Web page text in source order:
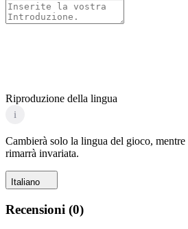
Riproduzione della lingua
i
Cambierà solo la lingua del gioco,
rimarrà invariata.
Italiano
Recensioni (0)